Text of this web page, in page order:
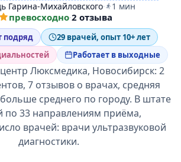
Гарина-Михайловского· 1 мин
превосходно·2 отзыва
подряд
29 врачей, опыт 10+ лет
Работает в выходные
Люксмедика, Новосибирск: 2
7 отзывов о врачах, средняя
среднего по городу. В штате
по 33 направлениям приёма,
врачей: врачи ультразвуковой
диагностики.